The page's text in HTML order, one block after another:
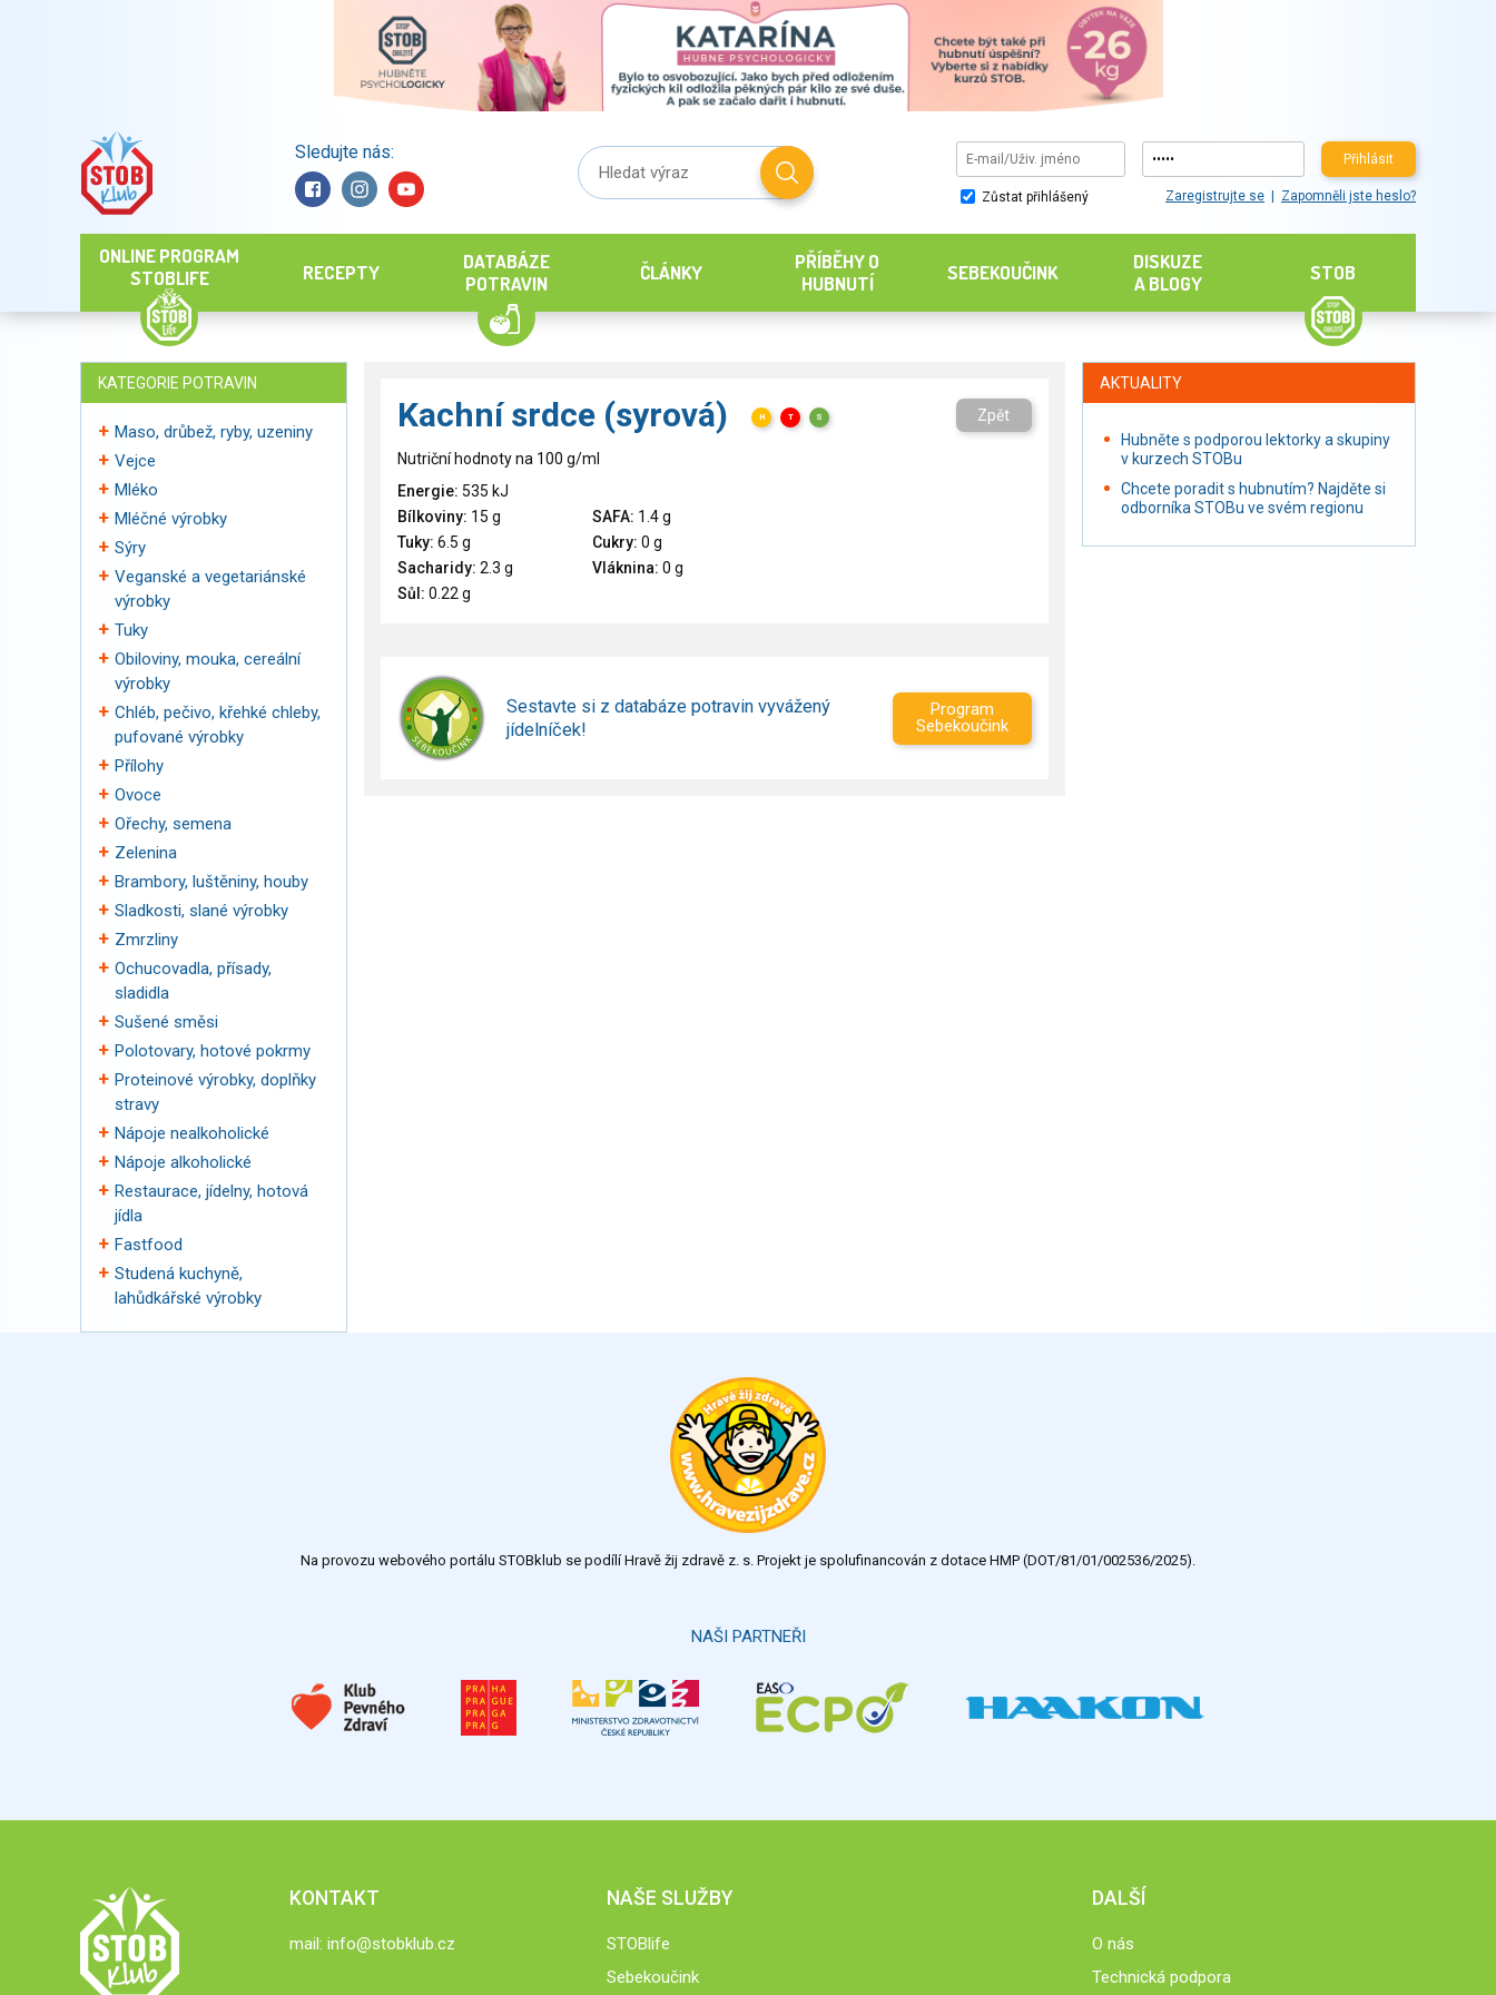
Sledujte nás: Přihlásit
Zůstat přihlášený Zaregistrujte se Zapomněli jste heslo?
ONLINE PROGRAM
STOBLIFE
RECEPTY
DATABÁZE
POTRAVIN
ČLÁNKY
PŘÍBĚHY O
HUBNUTÍ
SEBEKOUČINK
DISKUZE
A BLOGY
STOB
KATEGORIE POTRAVIN
Maso, drůbež, ryby, uzeniny
Vejce
Mléko
Mléčné výrobky
Sýry
Veganské a vegetariánské
výrobky
Tuky
Obiloviny, mouka, cereální
výrobky
Chléb, pečivo, křehké chleby,
pufované výrobky
Přílohy
Ovoce
Ořechy, semena
Zelenina
Brambory, luštěniny, houby
Sladkosti, slané výrobky
Zmrzliny
Ochucovadla, přísady,
sladidla
Sušené směsi
Polotovary, hotové pokrmy
Proteinové výrobky, doplňky
stravy
Nápoje nealkoholické
Nápoje alkoholické
Restaurace, jídelny, hotová
jídla
Fastfood
Studená kuchyně,
lahůdkářské výrobky
Kachní srdce (syrová) H T S Zpět
Nutriční hodnoty na 100 g/ml
Energie: 535 kJ
Bílkoviny: 15 g SAFA: 1.4 g
Tuky: 6.5 g Cukry: 0 g
Sacharidy: 2.3 g Vláknina: 0 g
Sůl: 0.22 g
Sestavte si z databáze potravin vyvážený
jídelníček!
Program
Sebekoučink
AKTUALITY
Hubněte s podporou lektorky a skupiny
v kurzech STOBu
Chcete poradit s hubnutím? Najděte si
odborníka STOBu ve svém regionu
Na provozu webového portálu STOBklub se podílí Hravě žij zdravě z. s. Projekt je spolufinancován z dotace HMP (DOT/81/01/002536/2025).
NAŠI PARTNEŘI
KONTAKT
mail: info@stobklub.cz
NAŠE SLUŽBY
STOBlife
Sebekoučink
DALŠÍ
O nás
Technická podpora